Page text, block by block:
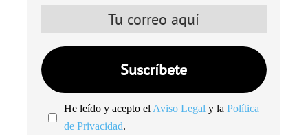
He leído y acepto el Aviso Legal y laPolítica
de Privacidad.